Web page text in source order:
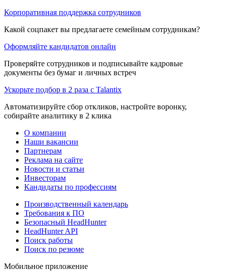
Корпоративная поддержка сотрудников
Какой соцпакет вы предлагаете семейным сотрудникам?
Оформляйте кандидатов онлайн
Проверяйте сотрудников и подписывайте кадровые
документы без бумаг и личных встреч
Ускорьте подбор в 2 раза с Talantix
Автоматизируйте сбор откликов, настройте воронку,
собирайте аналитику в 2 клика
О компании
Наши вакансии
Партнерам
Реклама на сайте
Новости и статьи
Инвесторам
Кандидаты по профессиям
Производственный календарь
Требования к ПО
Безопасный HeadHunter
HeadHunter API
Поиск работы
Поиск по резюме
Мобильное приложение